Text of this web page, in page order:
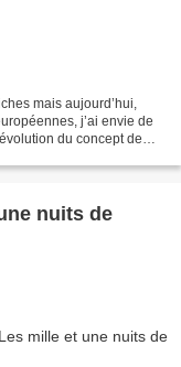
mais aujourd’hui,
j’ai envie de
du concept de